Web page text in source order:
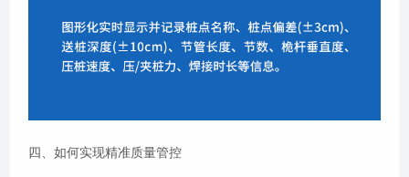
四、如何实现精准质量管控